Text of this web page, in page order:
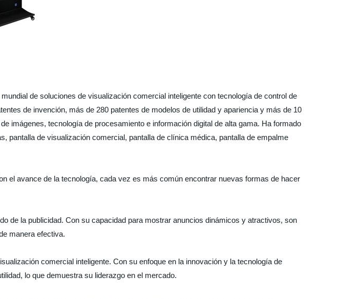
de soluciones de visualización comercial inteligente con tecnología de control de
de invención, más de 280 patentes de modelos de utilidad y apariencia y más de 10
imágenes, tecnología de procesamiento e información digital de alta gama. Ha formado
pantalla de visualización comercial, pantalla de clínica médica, pantalla de empalme
el avance de la tecnología, cada vez es más común encontrar nuevas formas de hacer
de la publicidad. Con su capacidad para mostrar anuncios dinámicos y atractivos, son
manera efectiva.
comercial inteligente. Con su enfoque en la innovación y la tecnología de
lo que demuestra su liderazgo en el mercado.